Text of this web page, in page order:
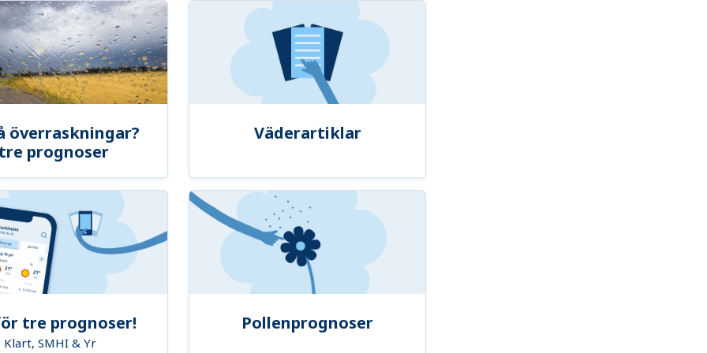
överraskningar?
prognoser
Väderartiklar
tre prognoser!
Klart, SMHI & Yr
Pollenprognoser